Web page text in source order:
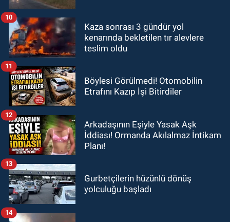
Kaza sonrası 3 gündür yol
kenarında bekletilen tır alevlere
teslim oldu
10
Böylesi Görülmedi! Otomobilin
Etrafını Kazıp İşi Bitirdiler
11
Arkadaşının Eşiyle Yasak Aşk
İddiası! Ormanda Akılalmaz İntikam
Planı!
12
Gurbetçilerin hüzünlü dönüş
yolculuğu başladı
13
14